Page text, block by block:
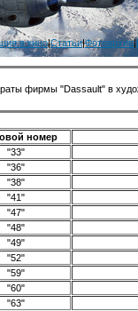
в кино|Статьи|Фотоархив|
фирмы "Dassault" в
номер
"33"
"36"
"38"
"41"
"47"
"48"
"49"
"52"
"59"
"60"
"63"